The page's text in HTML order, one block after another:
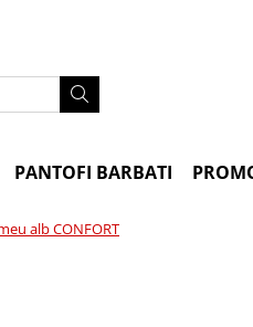
PANTOFI BARBATI
alb CONFORT